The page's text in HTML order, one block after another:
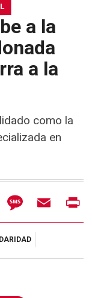
a la
a la
como la
en
WhatsAppMessageEmail